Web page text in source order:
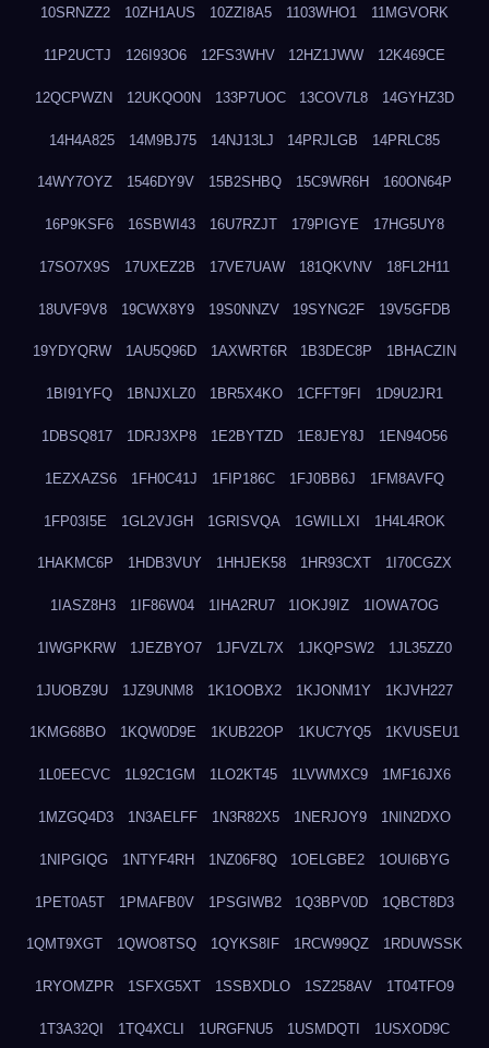
10SRNZZ2 10ZH1AUS 10ZZI8A5 1103WHO1 11MGVORK
11P2UCTJ 126I93O6 12FS3WHV 12HZ1JWW 12K469CE
12QCPWZN 12UKQO0N 133P7UOC 13COV7L8 14GYHZ3D
14H4A825 14M9BJ75 14NJ13LJ 14PRJLGB 14PRLC85
14WY7OYZ 1546DY9V 15B2SHBQ 15C9WR6H 160ON64P
16P9KSF6 16SBWI43 16U7RZJT 179PIGYE 17HG5UY8
17SO7X9S 17UXEZ2B 17VE7UAW 181QKVNV 18FL2H11
18UVF9V8 19CWX8Y9 19S0NNZV 19SYNG2F 19V5GFDB
19YDYQRW 1AU5Q96D 1AXWRT6R 1B3DEC8P 1BHACZIN
1BI91YFQ 1BNJXLZ0 1BR5X4KO 1CFFT9FI 1D9U2JR1
1DBSQ817 1DRJ3XP8 1E2BYTZD 1E8JEY8J 1EN94O56
1EZXAZS6 1FH0C41J 1FIP186C 1FJ0BB6J 1FM8AVFQ
1FP03I5E 1GL2VJGH 1GRISVQA 1GWILLXI 1H4L4ROK
1HAKMC6P 1HDB3VUY 1HHJEK58 1HR93CXT 1I70CGZX
1IASZ8H3 1IF86W04 1IHA2RU7 1IOKJ9IZ 1IOWA7OG
1IWGPKRW 1JEZBYO7 1JFVZL7X 1JKQPSW2 1JL35ZZ0
1JUOBZ9U 1JZ9UNM8 1K1OOBX2 1KJONM1Y 1KJVH227
1KMG68BO 1KQW0D9E 1KUB22OP 1KUC7YQ5 1KVUSEU1
1L0EECVC 1L92C1GM 1LO2KT45 1LVWMXC9 1MF16JX6
1MZGQ4D3 1N3AELFF 1N3R82X5 1NERJOY9 1NIN2DXO
1NIPGIQG 1NTYF4RH 1NZ06F8Q 1OELGBE2 1OUI6BYG
1PET0A5T 1PMAFB0V 1PSGIWB2 1Q3BPV0D 1QBCT8D3
1QMT9XGT 1QWO8TSQ 1QYKS8IF 1RCW99QZ 1RDUWSSK
1RYOMZPR 1SFXG5XT 1SSBXDLO 1SZ258AV 1T04TFO9
1T3A32QI 1TQ4XCLI 1URGFNU5 1USMDQTI 1USXOD9C